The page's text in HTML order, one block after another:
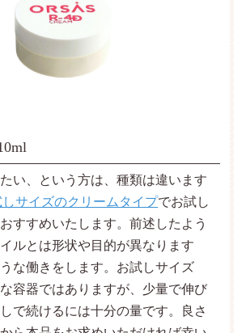
い、という方は、種類は違います
サイズのクリームタイプでお試し
すすめいたします。前述したよう
ルとは形状や目的が異なります
な働きをします。お試しサイズ
容器ではありますが、少量で伸び
で続けるには十分の量です。良さ